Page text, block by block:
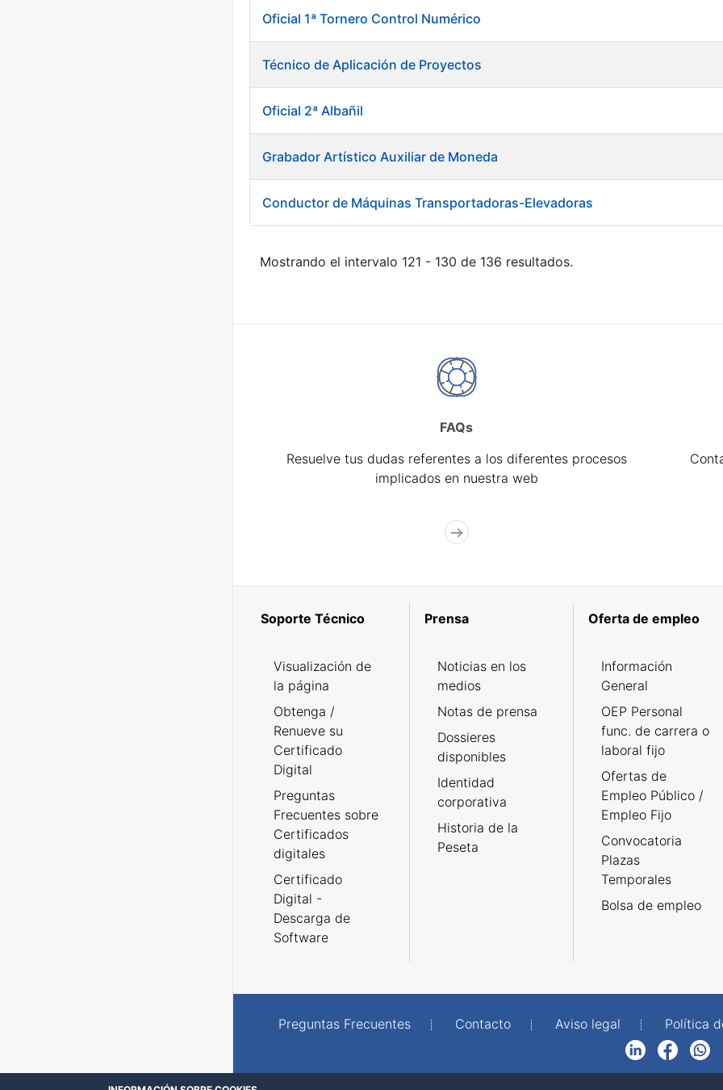
Oficial 1ª Tornero Control Numérico
Técnico de Aplicación de Proyectos
Oficial 2ª Albañil
Grabador Artístico Auxiliar de Moneda
Conductor de Máquinas Transportadoras-Elevadoras
Mostrando el intervalo 121 - 130 de 136 resultados.
FAQs
Resuelve tus dudas referentes a los diferentes procesos
implicados en nuestra web
Soporte Técnico
Visualización de
la página
Obtenga /
Renueve su
Certificado
Digital
Preguntas
Frecuentes sobre
Certificados
digitales
Certificado
Digital -
Descarga de
Software
Prensa
Noticias en los
medios
Notas de prensa
Dossieres
disponibles
Identidad
corporativa
Historia de la
Peseta
Oferta de empleo
Información
General
OEP Personal
func. de carrera o
laboral fijo
Ofertas de
Empleo Público /
Empleo Fijo
Convocatoria
Plazas
Temporales
Bolsa de empleo
Preguntas Frecuentes Contacto Aviso legal Política
FacebookWhatsApp